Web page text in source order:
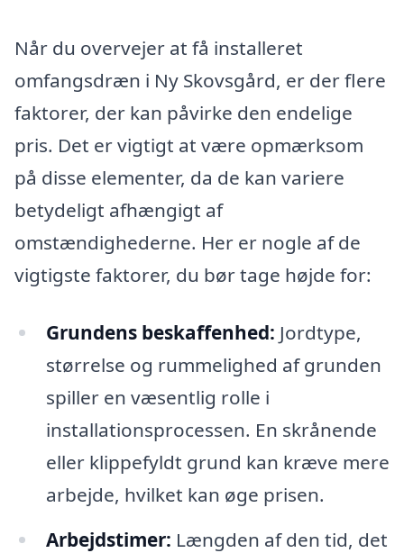
Når du overvejer at få installeret
omfangsdræn i Ny Skovsgård, er der flere
faktorer, der kan påvirke den endelige
pris. Det er vigtigt at være opmærksom
på disse elementer, da de kan variere
betydeligt afhængigt af
omstændighederne. Her er nogle af de
vigtigste faktorer, du bør tage højde for:
Grundens beskaffenhed: Jordtype,
størrelse og rummelighed af grunden
spiller en væsentlig rolle i
installationsprocessen. En skrånende
eller klippefyldt grund kan kræve mere
arbejde, hvilket kan øge prisen.
Arbejdstimer: Længden af den tid, det